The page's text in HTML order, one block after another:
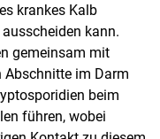
krankes Kalb
kann.
gemeinsam mit
Abschnitte im Darm
beim
führen, wobei